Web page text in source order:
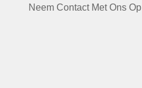
Neem Contact Met Ons Op